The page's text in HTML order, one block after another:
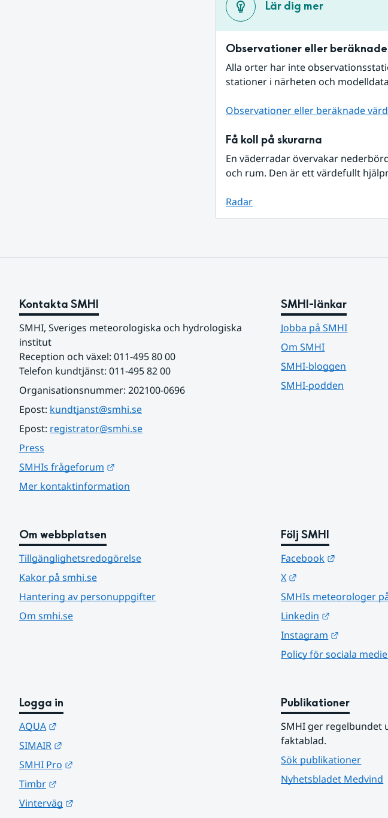
Lär dig mer
Observationer eller
Alla orter har inte
stationer i närheten och
Observationer eller beräknade
Få koll på skurarna
En väderradar övervakar
och rum. Den är ett värdefullt
Radar
Kontakta SMHI
SMHI, Sveriges meteorologiska och hydrologiska
institut
Reception och växel: 011-495 80 00
Telefon kundtjänst: 011-495 82 00
Organisationsnummer: 202100-0696
Epost: kundtjanst@smhi.se
Epost: registrator@smhi.se
Press
SMHIs frågeforum
Mer kontaktinformation
SMHI-länkar
Jobba på SMHI
Om SMHI
SMHI-bloggen
SMHI-podden
Om webbplatsen
Tillgänglighetsredogörelse
Kakor på smhi.se
Hantering av personuppgifter
Om smhi.se
Följ SMHI
Facebook
X
SMHIs meteorologer
Linkedin
Instagram
Policy för sociala
Logga in
AQUA
SIMAIR
SMHI Pro
Timbr
Vinterväg
Publikationer
SMHI ger regelbundet
faktablad.
Sök publikationer
Nyhetsbladet Medvind